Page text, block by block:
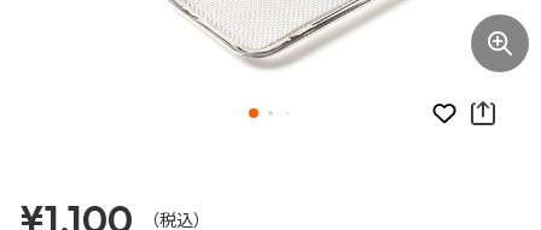
お気に入り
¥1,100
（税込）